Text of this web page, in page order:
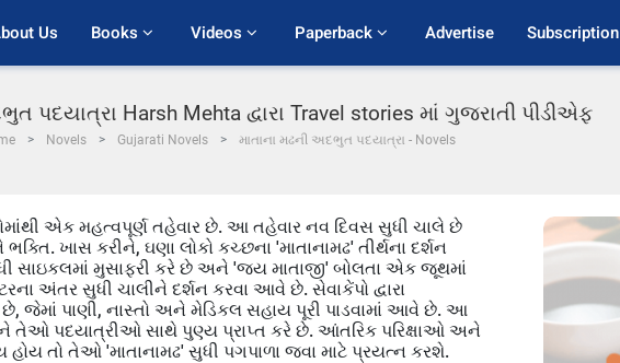
Us Books Videos Paperback Advertise Subscription
પદયાત્રા Harsh Mehta દ્વારા Travel stories માં ગુજરાતી પીડીએફ
Novels Gujarati Novels માતાના મઢની અદભુત પદયાત્રા - Novels
એક મહત્વપૂર્ણ તહેવાર છે. આ તહેવાર નવ દિવસ સુધી ચાલે છે
ખાસ કરીને, ઘણા લોકો કચ્છના 'માતાનામઢ' તીર્થના દર્શન
સાઇકલમાં મુસાફરી કરે છે અને 'જય માતાજી' બોલતા એક જૂથમાં
અંતર સુધી ચાલીને દર્શન કરવા આવે છે. સેવાકેંપો દ્વારા
પાણી, નાસ્તો અને મેડિકલ સહાય પૂરી પાડવામાં આવે છે. આ
તેઓ પદયાત્રીઓ સાથે પુણ્ય પ્રાપ્ત કરે છે. આંતરિક પરિક્ષાઓ અને
તો તેઓ 'માતાનામઢ' સુધી પગપાળા જવા માટે પ્રયત્ન કરશે.